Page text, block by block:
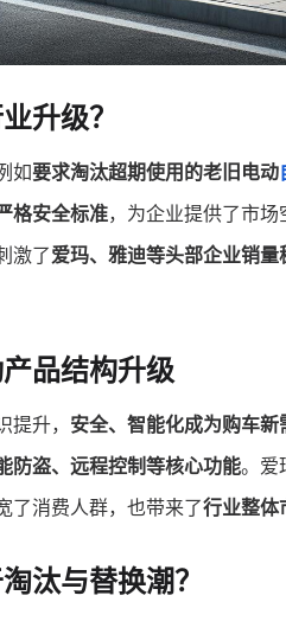
升级？
如要求淘汰超期使用的老旧电动
格安全标准，为企业提供了市
激了爱玛、雅迪等头部企业销量
品结构升级
升， 安全、智能化成为购车新
防盗、远程控制等核心功能。爱
了消费人群，也带来了行业整体
汰与替换潮？